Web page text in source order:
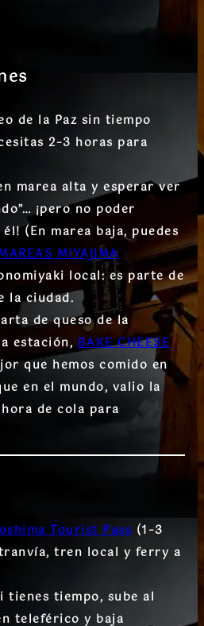
de la Paz sin tiempo
2–3 horas para
marea alta y esperar ver
¡pero no poder
(En marea baja, puedes
MIYAJIMA
local: es parte de
la ciudad.
de queso de la
estación,BAKE CHEESE
que hemos comido en
en el mundo, valio la
de cola para
Tourist Pass (1–3
tren local y ferry a
tienes tiempo, sube al
teleférico y baja